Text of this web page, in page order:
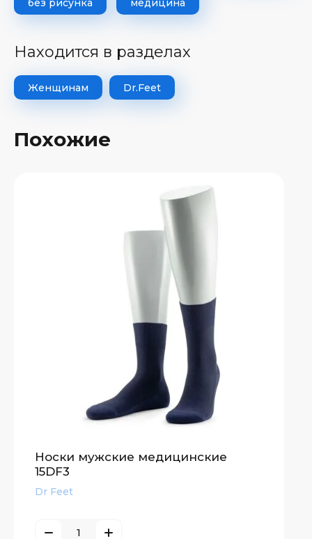
без рисунка медицина
Находится в разделах
Женщинам Dr.Feet
Похожие
Носки мужские медицинские
15DF3
Dr Feet